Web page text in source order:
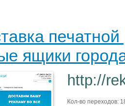
ящики
http://
Кол-во переходов: